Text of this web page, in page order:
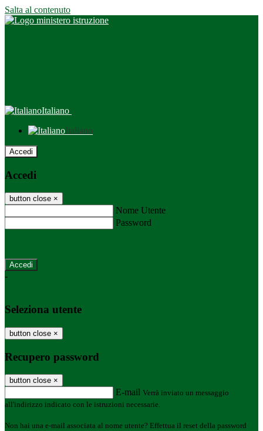
Salta al contenuto
Italiano
Italiano
Accedi
Accedi
button close ×
Nome Utente
Password
-
Seleziona utente
button close ×
Recupero password
button close ×
E-mail Verrà inviato un messaggio
all'indirizzo indicato con le istruzioni necessarie.
Non hai una e-mail associata al nome utente? Effettua il reset della password